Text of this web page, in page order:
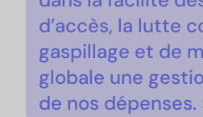
d’accès, la lutte
gaspillage et de
globale une
de nos dépenses.